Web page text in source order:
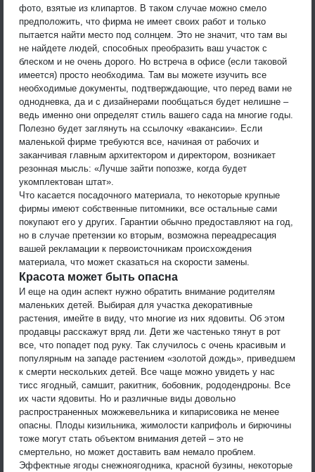
фото, взятые из клипартов. В таком случае можно смело
предположить, что фирма не имеет своих работ и только
пытается найти место под солнцем. Это не значит, что там вы
не найдете людей, способных преобразить ваш участок с
блеском и не очень дорого. Но встреча в офисе (если таковой
имеется) просто необходима. Там вы можете изучить все
необходимые документы, подтверждающие, что перед вами не
однодневка, да и с дизайнерами пообщаться будет нелишне –
ведь именно они определят стиль вашего сада на многие годы.
Полезно будет заглянуть на ссылочку «вакансии». Если
маленькой фирме требуются все, начиная от рабочих и
заканчивая главным архитектором и директором, возникает
резонная мысль: «Лучше зайти попозже, когда будет
укомплектован штат».
Что касается посадочного материала, то некоторые крупные
фирмы имеют собственные питомники, все остальные сами
покупают его у других. Гарантии обычно предоставляют на год,
но в случае претензии ко вторым, возможна переадресация
вашей рекламации к первоисточникам происхождения
материала, что может сказаться на скорости замены.
Красота может быть опасна
И еще на один аспект нужно обратить внимание родителям
маленьких детей. Выбирая для участка декоративные
растения, имейте в виду, что многие из них ядовиты. Об этом
продавцы расскажут вряд ли. Дети же частенько тянут в рот
все, что попадет под руку. Так случилось с очень красивым и
популярным на западе растением «золотой дождь», приведшем
к смерти нескольких детей. Все чаще можно увидеть у нас
тисс ягодный, самшит, ракитник, бобовник, рододендроны. Все
их части ядовиты. Но и различные виды довольно
распространенных можжевельника и кипарисовика не менее
опасны. Плоды кизильника, жимолости каприфоль и бирючины
тоже могут стать объектом внимания детей – это не
смертельно, но может доставить вам немало проблем.
Эффектные ягоды снежноягодника, красной бузины, некоторые